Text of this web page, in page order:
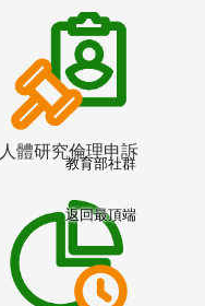
人體研究倫理申訴
教育部社群
返回最頂端